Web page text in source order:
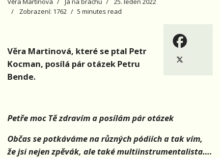
Zobrazení: 1762
5 minutes read
Věra Martinová, které se ptal Petr
Kocman, posílá pár otázek Petru
Bende.
Petře moc Tě zdravím a posílám pár otázek
Občas se potkáváme na různých pódiích a tak vím,
že jsi nejen zpěvák, ale také multiinstrumentalista….